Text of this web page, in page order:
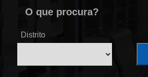
O que procura?
Distrito